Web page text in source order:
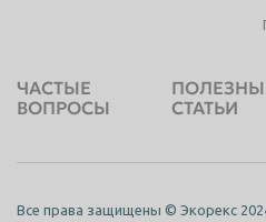
ЧАСТЫЕ
ВОПРОСЫ
СТАТЬИ
Все права защищены © Экорекс